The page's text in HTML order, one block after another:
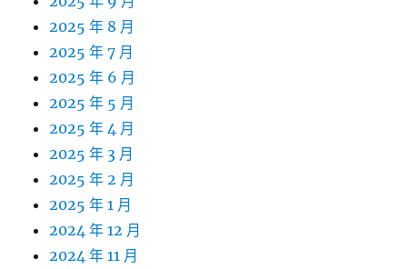
2025 年 8 月
2025 年 7 月
2025 年 6 月
2025 年 5 月
2025 年 4 月
2025 年 3 月
2025 年 2 月
2025 年 1 月
2024 年 12 月
2024 年 11 月